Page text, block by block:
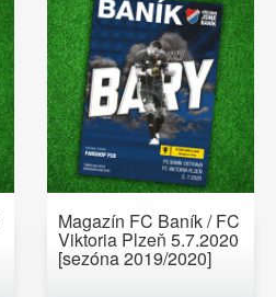
Magazín FC Baník / FC
Viktoria Plzeň 5.7.2020
[sezóna 2019/2020]